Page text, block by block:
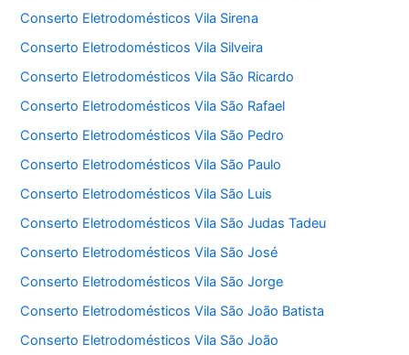
Conserto Eletrodomésticos Vila Sirena
Conserto Eletrodomésticos Vila Silveira
Conserto Eletrodomésticos Vila São Ricardo
Conserto Eletrodomésticos Vila São Rafael
Conserto Eletrodomésticos Vila São Pedro
Conserto Eletrodomésticos Vila São Paulo
Conserto Eletrodomésticos Vila São Luis
Conserto Eletrodomésticos Vila São Judas Tadeu
Conserto Eletrodomésticos Vila São José
Conserto Eletrodomésticos Vila São Jorge
Conserto Eletrodomésticos Vila São João Batista
Conserto Eletrodomésticos Vila São João